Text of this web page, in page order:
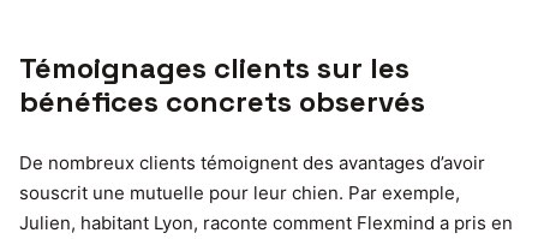
Témoignages clients sur les
bénéfices concrets observés
De nombreux clients témoignent des avantages d’avoir
souscrit une mutuelle pour leur chien. Par exemple,
Julien, habitant Lyon, raconte comment Flexmind a pris en